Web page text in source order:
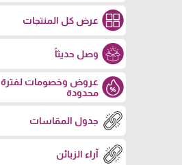
عرض كل المنتجات
وصل حديثاً
عروض وخصومات لفترة
محدودة
جدول المقاسات
آراء الزبائن